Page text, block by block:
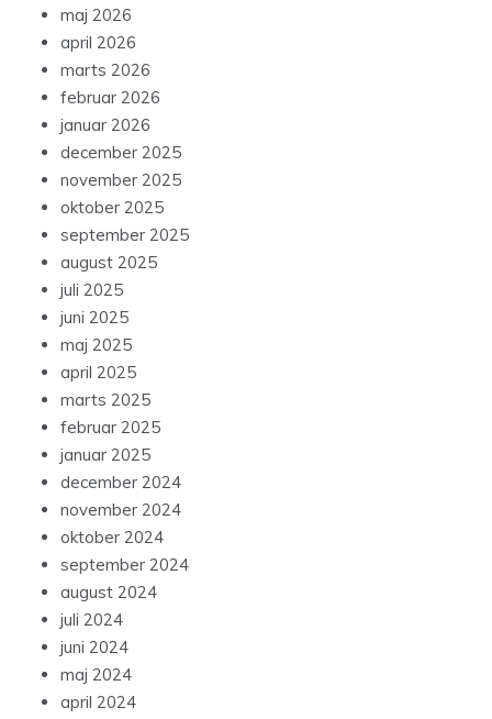
maj 2026
april 2026
marts 2026
februar 2026
januar 2026
december 2025
november 2025
oktober 2025
september 2025
august 2025
juli 2025
juni 2025
maj 2025
april 2025
marts 2025
februar 2025
januar 2025
december 2024
november 2024
oktober 2024
september 2024
august 2024
juli 2024
juni 2024
maj 2024
april 2024